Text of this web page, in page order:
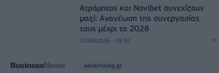
Ατρόμητος και Novibet συνεχίζουν
μαζί: Ανανέωση της συνεργασίας
τους μέχρι το 2028
07/08/2026 - 08:52
advertising.gr